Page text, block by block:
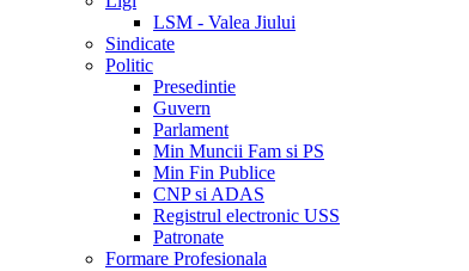
LSM - Valea Jiului
Sindicate
Politic
Presedintie
Guvern
Parlament
Min Muncii Fam si PS
Min Fin Publice
CNP si ADAS
Registrul electronic USS
Patronate
Formare Profesionala